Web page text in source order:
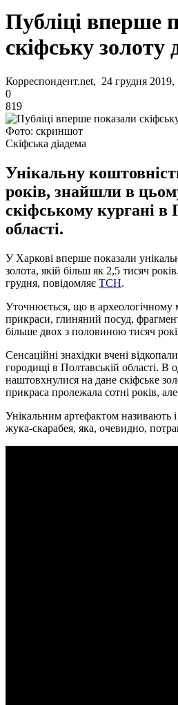
Публіці вперше
скіфську золоту
Корреспондент.net, 24 грудня 2019,
0
819
Фото: скриншот
Скіфська діадема
Унікальну
років, знайшли в
скіфському кургані в
області.
У Харкові вперше показали
золота, якій більш як 2,5 тисяч
грудня, повідомляє ТСН.
Уточнюється, що в археологічному
прикраси, глиняний посуд,
більше двох з половиною тисяч
Сенсаційні знахідки вчені
городищі в Полтавській області. В
наштовхнулися на дане скіфське
прикраса пролежала сотні років, але
Унікальним артефактом називають
жука-скарабея, яка, очевидно,